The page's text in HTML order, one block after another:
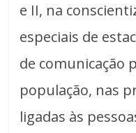
e II, na
especiais de
de comunicação
população, nas
ligadas às